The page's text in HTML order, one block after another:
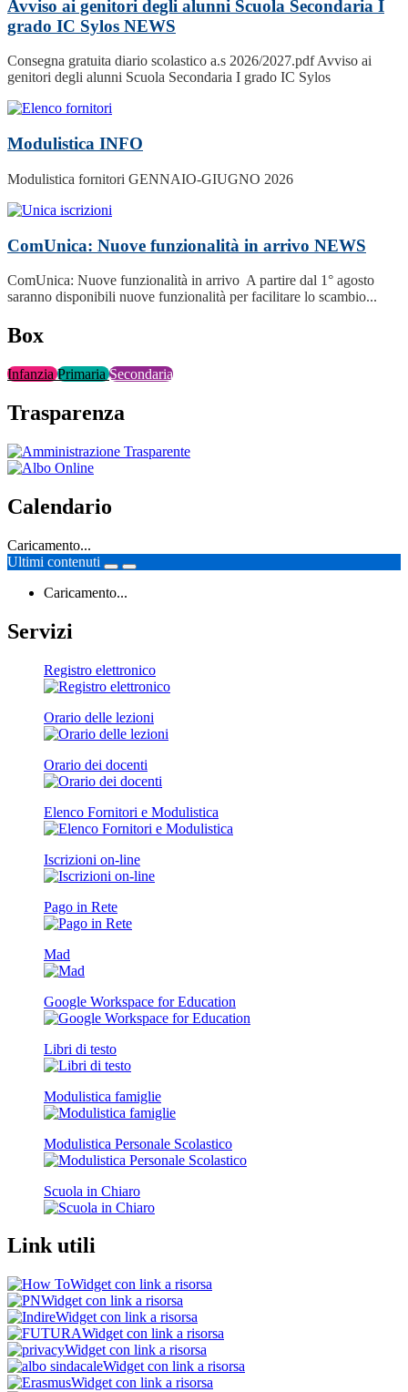
Avviso ai genitori degli alunni Scuola Secondaria I
grado IC Sylos NEWS
Consegna gratuita diario scolastico a.s 2026/2027.pdf Avviso ai
genitori degli alunni Scuola Secondaria I grado IC Sylos
Modulistica INFO
Modulistica fornitori GENNAIO-GIUGNO 2026
ComUnica: Nuove funzionalità in arrivo NEWS
ComUnica: Nuove funzionalità in arrivo A partire dal 1° agosto
saranno disponibili nuove funzionalità per facilitare lo scambio...
Box
InfanziaPrimariaSecondaria
Trasparenza
Calendario
Caricamento...
Ultimi contenuti
Caricamento...
Servizi
Registro elettronico
Orario delle lezioni
Orario dei docenti
Elenco Fornitori e Modulistica
Iscrizioni on-line
Pago in Rete
Mad
Google Workspace for Education
Libri di testo
Modulistica famiglie
Modulistica Personale Scolastico
Scuola in Chiaro
Link utili
Widget con link a risorsa
Widget con link a risorsa
Widget con link a risorsa
Widget con link a risorsa
Widget con link a risorsa
Widget con link a risorsa
Widget con link a risorsa